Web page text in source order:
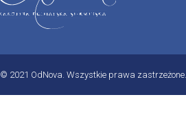
© 2021 OdNova. Wszystkie prawa zastrzeżone.